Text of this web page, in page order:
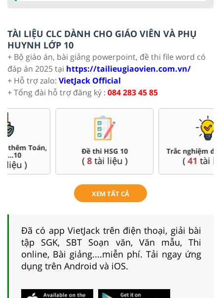
TÀI LIỆU CLC DÀNH CHO GIÁO VIÊN VÀ PHỤ
HUYNH LỚP 10
+ Bộ giáo án, bài giảng powerpoint, đề thi file word có
đáp án 2025 tại https://tailieugiaovien.com.vn/
+ Hỗ trợ zalo: VietJack Official
+ Tổng đài hỗ trợ đăng ký : 084 283 45 85
Đề thi HSG 10 Trắc nghiệm đúng sai 10
tài liệu )
XEM TẤT CẢ
Đã có app VietJack trên điện thoại, giải bài
tập SGK, SBT Soạn văn, Văn mẫu, Thi
online, Bài giảng....miễn phí. Tải ngay ứng
dụng trên Android và iOS.